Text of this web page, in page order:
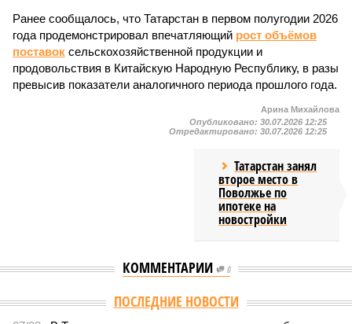
Ранее сообщалось, что Татарстан в первом полугодии 2026
года продемонстрировал впечатляющий рост объёмов
поставок сельскохозяйственной продукции и
продовольствия в Китайскую Народную Республику, в разы
превысив показатели аналогичного периода прошлого года.
Арина Михайлова
Опубликовано: 30.07.2026 12:25
Отредактировано: 30.07.2026 12:25
Татарстан занял
второе место в
Поволжье по
ипотеке на
новостройки
КОММЕНТАРИИ 0
ПОСЛЕДНИЕ НОВОСТИ